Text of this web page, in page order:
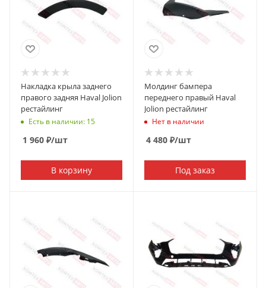
Накладка крыла заднего
правого задняя Haval Jolion
рестайлинг
Есть в наличии: 15
1 960 ₽/шт
В корзину
Молдинг бампера
переднего правый Haval
Jolion рестайлинг
Нет в наличии
4 480 ₽/шт
Под заказ